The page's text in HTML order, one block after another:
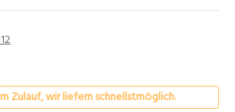
Zulauf, wir liefern schnellstmöglich.